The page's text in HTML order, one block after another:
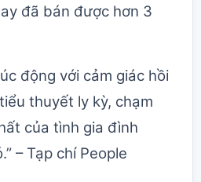
đã bán được hơn 3
động với cảm giác hồi
thuyết ly kỳ, chạm
của tình gia đình
– Tạp chí People